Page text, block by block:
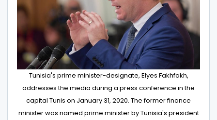
Tunisia's prime minister-designate, Elyes Fakhfakh,
addresses the media during a press conference in the
capital Tunis on January 31, 2020. The former finance
minister was named prime minister by Tunisia's president